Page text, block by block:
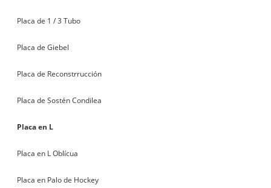
Placa de 1 / 3 Tubo
Placa de Giebel
Placa de Reconstrrucción
Placa de Sostén Condilea
Placa en L
Placa en L Oblícua
Placa en Palo de Hockey